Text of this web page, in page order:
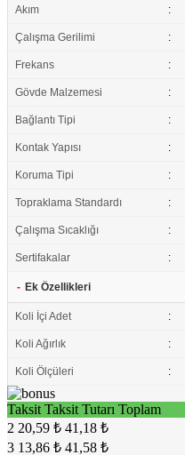
Akım :
Çalışma Gerilimi :
Frekans :
Gövde Malzemesi :
Bağlantı Tipi :
Kontak Yapısı :
Koruma Tipi :
Topraklama Standardı :
Çalışma Sıcaklığı :
Sertifakalar :
- Ek Özellikleri
Koli İçi Adet :
Koli Ağırlık :
Koli Ölçüleri :
Taksit Taksit Tutarı Toplam
2 20,59 ₺ 41,18 ₺
3 13,86 ₺ 41,58 ₺